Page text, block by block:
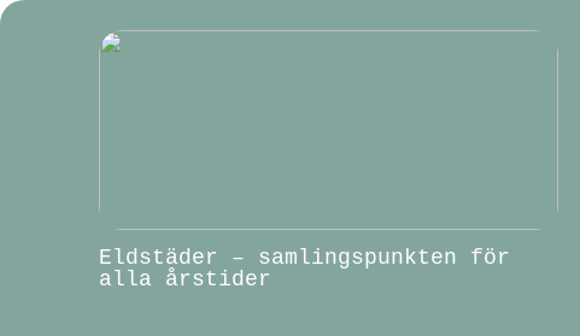
Eldstäder – samlingspunkten för
alla årstider